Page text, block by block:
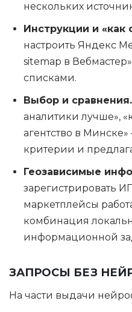
нескольких
Инструкции и «как
настроить Яндекс
sitemap в
списками.
Выбор и сравнения.
аналитики лучше»,
агентство в
критерии и
Геозависимые
зарегистрировать
маркетплейсы
комбинация
информационной
ЗАПРОСЫ БЕЗ
На части выдачи